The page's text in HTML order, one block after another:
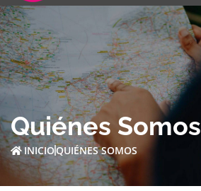
Quiénes Somos
INICIOQUIÉNES SOMOS